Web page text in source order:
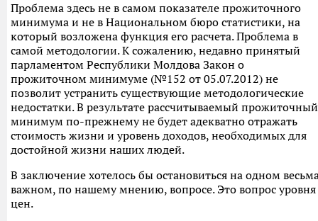
Проблема здесь не в самом показателе прожиточного
минимума и не в Национальном бюро статистики, на
который возложена функция его расчета. Проблема в
самой методологии. К сожалению, недавно принятый
парламентом Республики Молдова Закон о
прожиточном минимуме (№152 от 05.07.2012) не
позволит устранить существующие методологические
недостатки. В результате рассчитываемый прожиточный
минимум по-прежнему не будет адекватно отражать
стоимость жизни и уровень доходов, необходимых для
достойной жизни наших людей.
В заключение хотелось бы остановиться на одном
важном, по нашему мнению, вопросе. Это вопрос уровня
цен.